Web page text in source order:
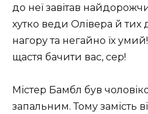
до неї завітав
хутко веди Олівера й тих
нагору та негайно їх
щастя бачити вас, сер!
Містер Бамбл був
запальним. Тому замість